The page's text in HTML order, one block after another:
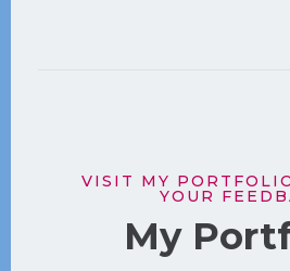
VISIT MY
YOUR
My